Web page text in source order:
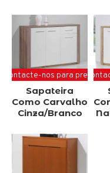
Contacte-nos para preço
Sapateira
Como Carvalho
Cinza/Branco